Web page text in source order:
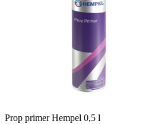
Prop primer Hempel 0,5 l